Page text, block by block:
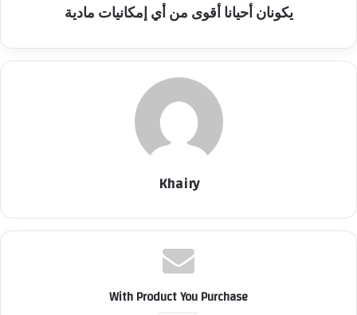
يكونان أحيانا أقوى من أي إمكانيات مادية
Khairy
With Product You Purchase